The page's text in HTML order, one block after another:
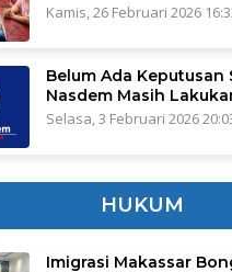
Kamis, 26 Februari 2026
Belum Ada Keputusan
Nasdem Masih
Selasa, 3 Februari 2026
HUKUM
Imigrasi Makassar